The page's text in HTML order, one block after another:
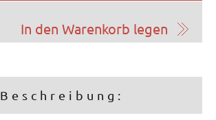
Beschreibung: